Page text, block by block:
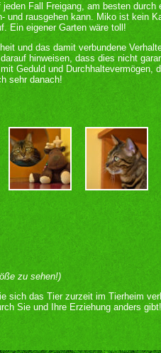
Fall Freigang, am besten
und rausgehen kann. Miko ist kein
Ein eigener Garten wäre toll!
und das damit verbundene
hinweisen, dass dies nicht
Geduld und Durchhaltevermögen,
sehr danach!
zu sehen!)
sich das Tier zurzeit im Tierheim
Sie und Ihre Erziehung anders gibt!